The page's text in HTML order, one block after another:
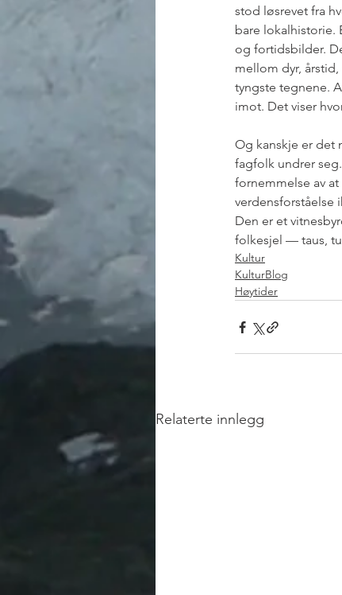
stod løsrevet fra
bare lokalhistorie.
og fortidsbilder.
mellom dyr,
tyngste tegnene.
imot. Det viser
Og kanskje er det
fagfolk undrer
fornemmelse av
verdensforståelse
Den er et
folkesjel — taus,
Kultur
KulturBlog
Høytider
Relaterte innlegg